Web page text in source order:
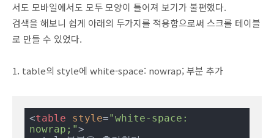
서도 모바일에서도 모두 모양이 틀어져 보기가 불편했다.
검색을 해보니 쉽게 아래의 두가지를 적용함으로써 스크롤 테이블
로 만들 수 있었다.
1. table의 style에 white-space: nowrap; 부분 추가
<table style="white-space:
nowrap;">